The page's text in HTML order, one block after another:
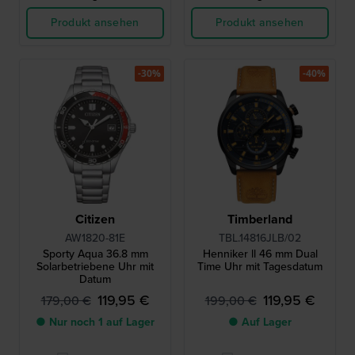
Produkt ansehen
Produkt ansehen
Citizen
AW1820-81E
Sporty Aqua 36.8 mm
Solarbetriebene Uhr mit
Datum
179,00 € 119,95 €
● Nur noch 1 auf Lager
-30%
Timberland
TBL.14816JLB/02
Henniker ll 46 mm Dual
Time Uhr mit Tagesdatum
199,00 € 119,95 €
● Auf Lager
-40%